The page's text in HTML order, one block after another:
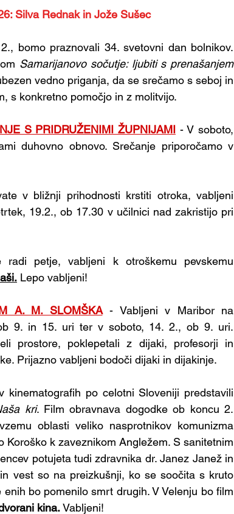
Silva Rednak in Jože Sušec
bomo praznovali 34. svetovni dan bolnikov.
Samarijanovo sočutje: ljubiti s prenašanjem
vedno priganja, da se srečamo s seboj in
s konkretno pomočjo in z molitvijo.
S PRIDRUŽENIMI ŽUPNIJAMI - V soboto,
duhovno obnovo. Srečanje priporočamo v
v bližnji prihodnosti krstiti otroka, vabljeni
19.2., ob 17.30 v učilnici nad zakristijo pri
petje, vabljeni k otroškemu pevskemu
Lepo vabljeni!
A. M. SLOMŠKA - Vabljeni v Maribor na
9. in 15. uri ter v soboto, 14. 2., ob 9. uri.
prostore, poklepetali z dijaki, profesorji in
Prijazno vabljeni bodoči dijaki in dijakinje.
po celotni Sloveniji predstavili
kri. Film obravnava dogodke ob koncu 2.
oblasti veliko nasprotnikov komunizma
k zaveznikom Angležem. S sanitetnim
potujeta tudi zdravnika dr. Janez Janež in
vest so na preizkušnji, ko se soočita s kruto
bo pomenilo smrt drugih. V Velenju bo film
kina. Vabljeni!